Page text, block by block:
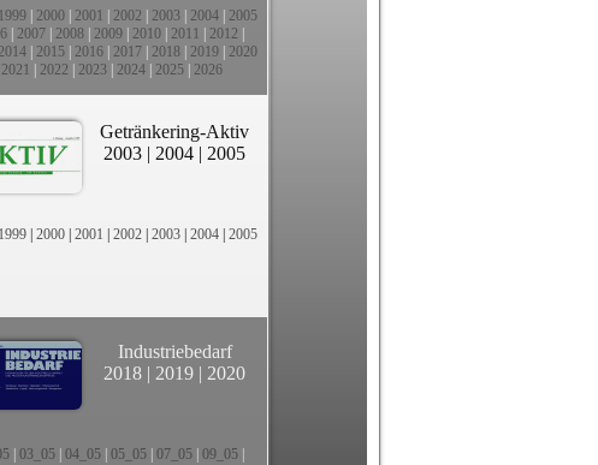
1999 2000 2001 2002 2003 2004 2005
2007 2008 2009 2010 2011 2012
2015 2016 2017 2018 2019 2020
2021 2022 2023| 2024| 2025| 2026
Getränkering-Aktiv
2003 | 2004 | 2005
1999 | 2000 | 2001 | 2002 | 2003 | 2004 | 2005
Industriebedarf
2018 | 2019 | 2020
| 03_05| 04_05| 05_05| 07_05| 09_05|